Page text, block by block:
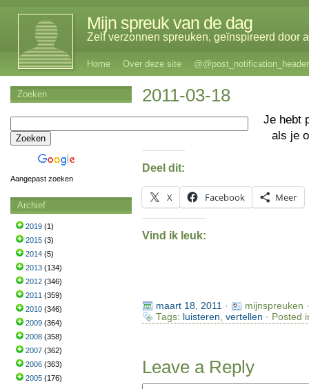
Mijn spreuk van de dag
Zelf verzonnen spreuken, geïnspireerd door
Home Over deze site @@post_notification_header
2011-03-18
Je hebt
als je
Deel dit:
X Facebook Meer
Vind ik leuk:
maart 18, 2011 ·
mijnspreuken
Tags: luisteren vertellen · Posted
Leave a Reply
Zoeken
Aangepast zoeken
Archief
2019 (1)
2015 (3)
2014 (5)
2013 (134)
2012 (346)
2011 (359)
2010 (346)
2009 (364)
2008 (358)
2007 (362)
2006 (363)
2005 (176)